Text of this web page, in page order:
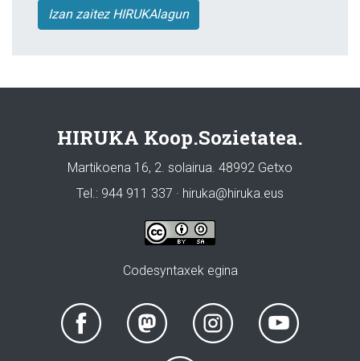
Izan zaitez HIRUKAlagun
HIRUKA Koop.Sozietatea.
Martikoena 16, 2. solairua. 48992 Getxo
Tel.: 944 911 337 · hiruka@hiruka.eus
Codesyntaxek egina